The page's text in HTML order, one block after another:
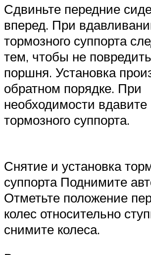
Сдвиньте передние
вперед. При
тормозного суппорта
тем, чтобы не
поршня. Установка
обратном порядке. При
необходимости
тормозного суппорта.
Снятие и установка
суппорта Поднимите
Отметьте положение
колес относительно
снимите колеса.